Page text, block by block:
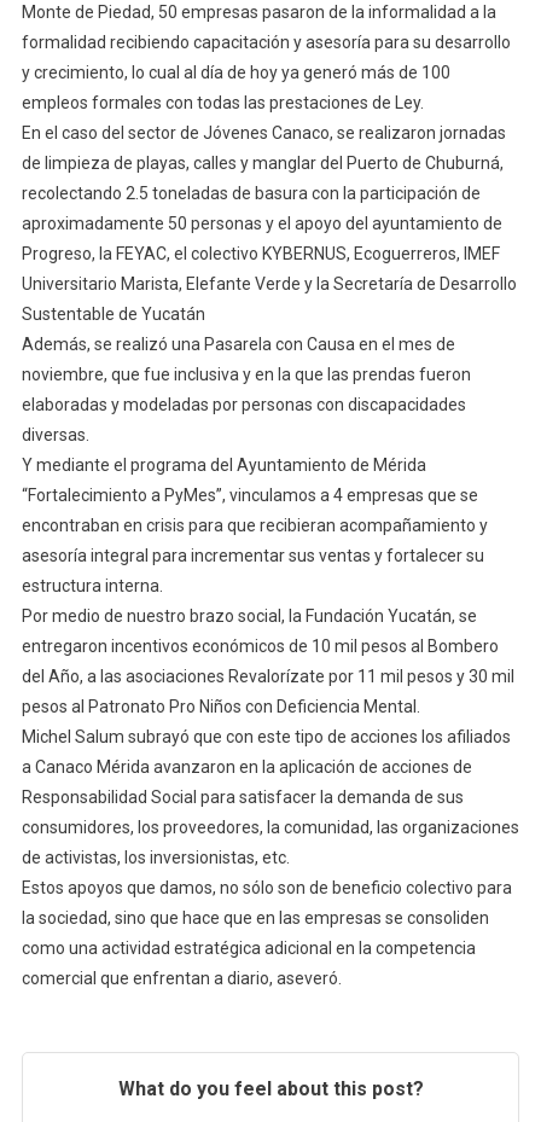
Monte de Piedad, 50 empresas pasaron de la informalidad a la
formalidad recibiendo capacitación y asesoría para su desarrollo
y crecimiento, lo cual al día de hoy ya generó más de 100
empleos formales con todas las prestaciones de Ley.
En el caso del sector de Jóvenes Canaco, se realizaron jornadas
de limpieza de playas, calles y manglar del Puerto de Chuburná,
recolectando 2.5 toneladas de basura con la participación de
aproximadamente 50 personas y el apoyo del ayuntamiento de
Progreso, la FEYAC, el colectivo KYBERNUS, Ecoguerreros, IMEF
Universitario Marista, Elefante Verde y la Secretaría de Desarrollo
Sustentable de Yucatán
Además, se realizó una Pasarela con Causa en el mes de
noviembre, que fue inclusiva y en la que las prendas fueron
elaboradas y modeladas por personas con discapacidades
diversas.
Y mediante el programa del Ayuntamiento de Mérida
“Fortalecimiento a PyMes”, vinculamos a 4 empresas que se
encontraban en crisis para que recibieran acompañamiento y
asesoría integral para incrementar sus ventas y fortalecer su
estructura interna.
Por medio de nuestro brazo social, la Fundación Yucatán, se
entregaron incentivos económicos de 10 mil pesos al Bombero
del Año, a las asociaciones Revalorízate por 11 mil pesos y 30 mil
pesos al Patronato Pro Niños con Deficiencia Mental.
Michel Salum subrayó que con este tipo de acciones los afiliados
a Canaco Mérida avanzaron en la aplicación de acciones de
Responsabilidad Social para satisfacer la demanda de sus
consumidores, los proveedores, la comunidad, las organizaciones
de activistas, los inversionistas, etc.
Estos apoyos que damos, no sólo son de beneficio colectivo para
la sociedad, sino que hace que en las empresas se consoliden
como una actividad estratégica adicional en la competencia
comercial que enfrentan a diario, aseveró.
What do you feel about this post?